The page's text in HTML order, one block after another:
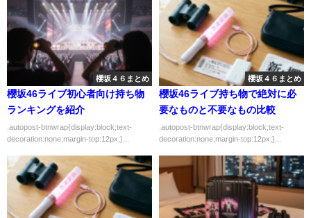
櫻坂４６まとめ
櫻坂46ライブ初心者向け持ち物
ランキングを紹介
.autopost-btnwrap{display:block;text-
decoration:none;margin-top:12px;}...
櫻坂４６まとめ
櫻坂46ライブ持ち物で絶対に必
要なものと不要なもの比較
.autopost-btnwrap{display:block;text-
decoration:none;margin-top:12px;}...